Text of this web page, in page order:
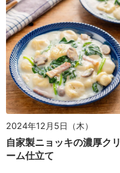
2024年12月5日（木）
自家製ニョッキの濃厚クリ
ーム仕立て